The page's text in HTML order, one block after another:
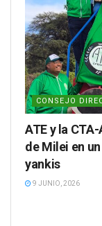
CONSEJO
ATE y la
de Milei en
yankis
9 JUNIO, 2026